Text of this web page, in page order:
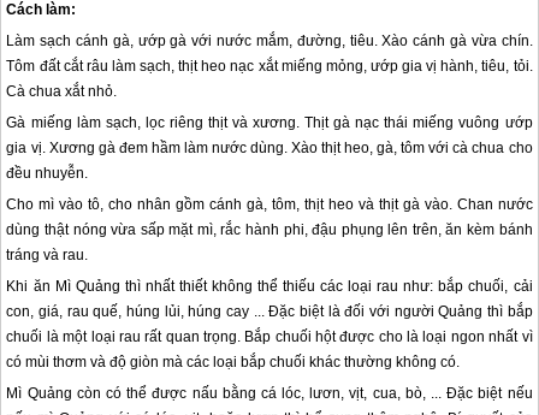
Cách làm:
Làm sạch cánh gà, ướp gà với nước mắm, đường, tiêu. Xào cánh gà vừa chín.
Tôm đất cắt râu làm sạch, thịt heo nạc xắt miếng mỏng, ướp gia vị hành, tiêu, tỏi.
Cà chua xắt nhỏ.
Gà miếng làm sạch, lọc riêng thịt và xương. Thịt gà nạc thái miếng vuông ướp
gia vị. Xương gà đem hầm làm nước dùng. Xào thịt heo, gà, tôm với cà chua cho
đều nhuyễn.
Cho mì vào tô, cho nhân gồm cánh gà, tôm, thịt heo và thịt gà vào. Chan nước
dùng thật nóng vừa sấp mặt mì, rắc hành phi, đậu phụng lên trên, ăn kèm bánh
tráng và rau.
Khi ăn Mì Quảng thì nhất thiết không thể thiếu các loại rau như: bắp chuối, cải
con, giá, rau quế, húng lủi, húng cay ... Đặc biệt là đối với người Quảng thì bắp
chuối là một loại rau rất quan trọng. Bắp chuối hột được cho là loại ngon nhất vì
có mùi thơm và độ giòn mà các loại bắp chuối khác thường không có.
Mì Quảng còn có thể được nấu bằng cá lóc, lươn, vịt, cua, bò, ... Đặc biệt nếu